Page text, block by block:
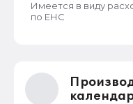
Имеется в виду
по ЕНС